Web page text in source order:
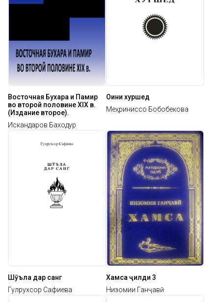
Восточная Бухара и Памир
во второй половине XIX в.
(Издание второе).
Искандаров Баходур
Оини хуршед
Меҳриниссо Бобобекова
Шӯъла дар санг
Гулрухсор Сафиева
Хамса ҷилди 3
Низомии Ганҷавӣ